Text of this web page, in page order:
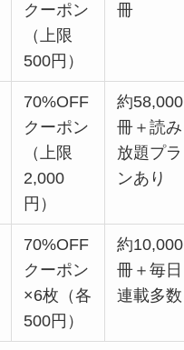
クーポン
（上限
500円）
冊
70%OFF
クーポン
（上限
2,000
円）
約58,000
冊＋読み
放題プラ
ンあり
70%OFF
クーポン
×6枚（各
500円）
約10,000
冊＋毎日
連載多数